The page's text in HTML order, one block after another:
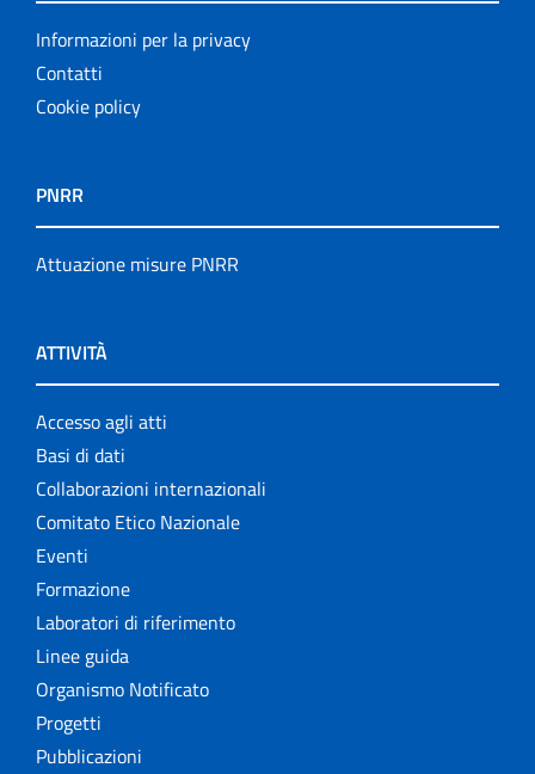
Informazioni per la privacy
Contatti
Cookie policy
PNRR
Attuazione misure PNRR
ATTIVITÀ
Accesso agli atti
Basi di dati
Collaborazioni internazionali
Comitato Etico Nazionale
Eventi
Formazione
Laboratori di riferimento
Linee guida
Organismo Notificato
Progetti
Pubblicazioni